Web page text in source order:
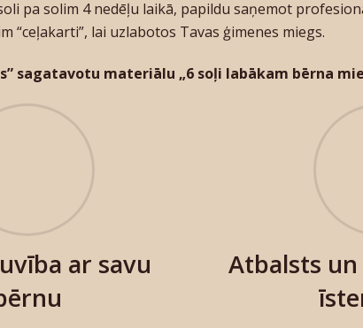
pa solim 4 nedēļu laikā, papildu saņemot
“ceļakarti”, lai uzlabotos Tavas ģimenes miegs.
sagatavotu materiālu „6 soļi labākam bērna
ar savu
Atbalsts